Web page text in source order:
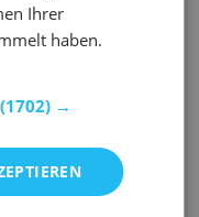
Ihrer
haben.
(1702) →